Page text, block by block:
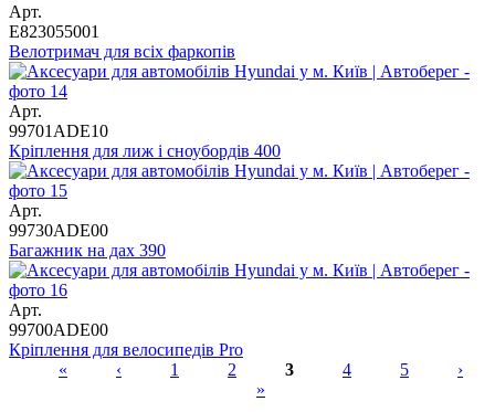
Арт.
E823055001
Велотримач для всіх фаркопів
Арт.
99701ADE10
Кріплення для лиж і сноубордів 400
Арт.
99730ADE00
Багажник на дах 390
Арт.
99700ADE00
Кріплення для велосипедів Pro
« ‹ 1 2 3 4 5
›
»